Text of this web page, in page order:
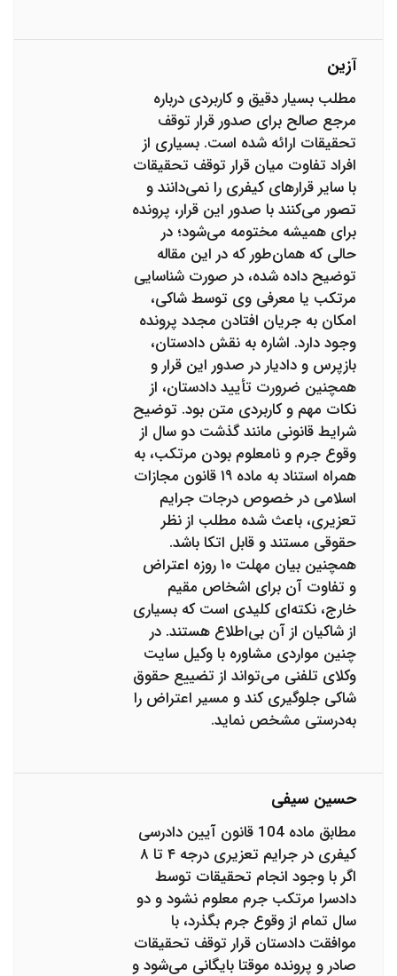
آزین
مطلب بسیار دقیق و کاربردی درباره
مرجع صالح برای صدور قرار توقف
تحقیقات ارائه شده است. بسیاری از
افراد تفاوت میان قرار توقف تحقیقات
با سایر قرارهای کیفری را نمی‌دانند و
تصور می‌کنند با صدور این قرار، پرونده
برای همیشه مختومه می‌شود؛ در
حالی که همان‌طور که در این مقاله
توضیح داده شده، در صورت شناسایی
مرتکب یا معرفی وی توسط شاکی،
امکان به جریان افتادن مجدد پرونده
وجود دارد. اشاره به نقش دادستان،
بازپرس و دادیار در صدور این قرار و
همچنین ضرورت تأیید دادستان، از
نکات مهم و کاربردی متن بود. توضیح
شرایط قانونی مانند گذشت دو سال از
وقوع جرم و نامعلوم بودن مرتکب، به
همراه استناد به ماده ۱۹ قانون مجازات
اسلامی در خصوص درجات جرایم
تعزیری، باعث شده مطلب از نظر
حقوقی مستند و قابل اتکا باشد.
همچنین بیان مهلت ۱۰ روزه اعتراض
و تفاوت آن برای اشخاص مقیم
خارج، نکته‌ای کلیدی است که بسیاری
از شاکیان از آن بی‌اطلاع هستند. در
چنین مواردی مشاوره با وکیل سایت
وکلای تلفنی می‌تواند از تضییع حقوق
شاکی جلوگیری کند و مسیر اعتراض را
به‌درستی مشخص نماید.
حسین سیفی
مطابق ماده 104 قانون آیین دادرسی
کیفری در جرایم تعزیری درجه ۴ تا ۸
اگر با وجود انجام تحقیقات توسط
دادسرا مرتکب جرم معلوم نشود و دو
سال تمام از وقوع جرم بگذرد، با
موافقت دادستان قرار توقف تحقیقات
صادر و پرونده موقتا بایگانی می‌شود و